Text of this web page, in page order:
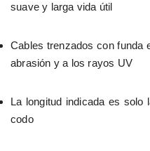
suave y larga vida útil
Cables trenzados con funda
abrasión y a los rayos UV
La longitud indicada es solo
codo